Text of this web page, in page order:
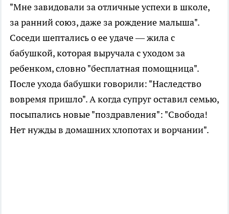
"Мне завидовали за отличные успехи в школе,
за ранний союз, даже за рождение малыша".
Соседи шептались о ее удаче — жила с
бабушкой, которая выручала с уходом за
ребенком, словно "бесплатная помощница".
После ухода бабушки говорили: "Наследство
вовремя пришло". А когда супруг оставил семью,
посыпались новые "поздравления": "Свобода!
Нет нужды в домашних хлопотах и ворчании".